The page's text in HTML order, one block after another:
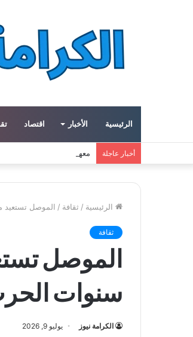
الرئيسية الأخبار اقتصاد
أخبار عاجلة معهد العالم العربي في
الرئيسية / ثقافة / الموصل تستعيد
ثقافة
الموصل
سنوات الحرب.. أكثر
الكرامة نيوز يوليو 9, 2026